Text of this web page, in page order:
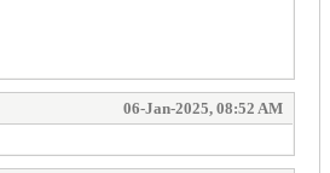
06-Jan-2025, 08:52 AM